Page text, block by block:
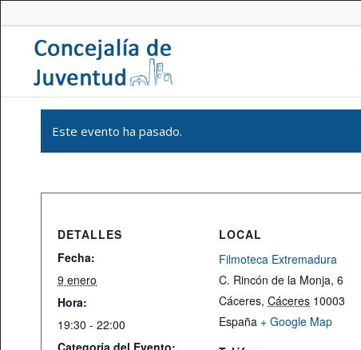
Este evento ha pasado.
DETALLES
Fecha:
9 enero
Hora:
19:30 - 22:00
Categoría del Evento:
LOCAL
Filmoteca Extremadura
C. Rincón de la Monja, 6
Cáceres, Cáceres 10003
España + Google Map